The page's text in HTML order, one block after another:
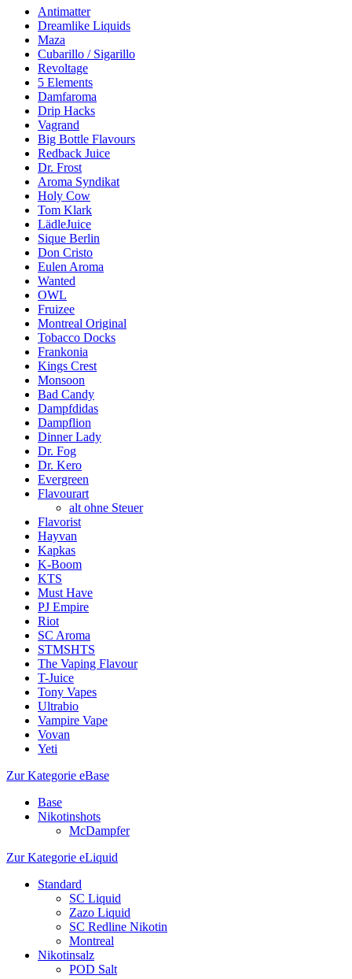
Antimatter
Dreamlike Liquids
Maza
Cubarillo / Sigarillo
Revoltage
5 Elements
Damfaroma
Drip Hacks
Vagrand
Big Bottle Flavours
Redback Juice
Dr. Frost
Aroma Syndikat
Holy Cow
Tom Klark
LädleJuice
Sique Berlin
Don Cristo
Eulen Aroma
Wanted
OWL
Fruizee
Montreal Original
Tobacco Docks
Frankonia
Kings Crest
Monsoon
Bad Candy
Dampfdidas
Dampflion
Dinner Lady
Dr. Fog
Dr. Kero
Evergreen
Flavourart
alt ohne Steuer
Flavorist
Hayvan
Kapkas
K-Boom
KTS
Must Have
PJ Empire
Riot
SC Aroma
STMSHTS
The Vaping Flavour
T-Juice
Tony Vapes
Ultrabio
Vampire Vape
Vovan
Yeti
Zur Kategorie eBase
Base
Nikotinshots
McDampfer
Zur Kategorie eLiquid
Standard
SC Liquid
Zazo Liquid
SC Redline Nikotin
Montreal
Nikotinsalz
POD Salt